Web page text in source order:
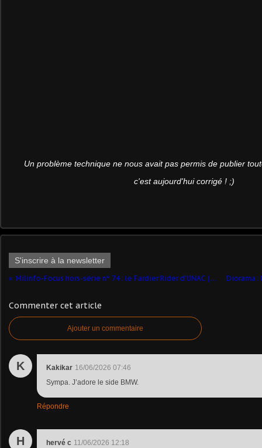
Un problème technique ne nous avait pas permis de publier
c'est aujourd'hui corrigé ! ;)
S'inscrire à la newsletter
Milinfo-Focus hors-série n° 74 : le Fardier Rider d'UNAC (Master Fighter - 1/48)* ​
Commenter cet article
Ajouter un commentaire
K Kakikar 16/06/2026 07:46
Sympa. J’adore le side BMW.
Répondre
H hervé c 11/06/2026 12:18